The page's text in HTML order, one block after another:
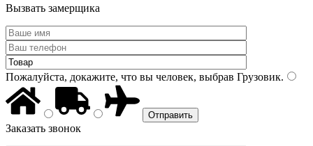
Вызвать замерщика
Пожалуйста, докажите, что вы человек, выбрав Грузовик.
Заказать звонок